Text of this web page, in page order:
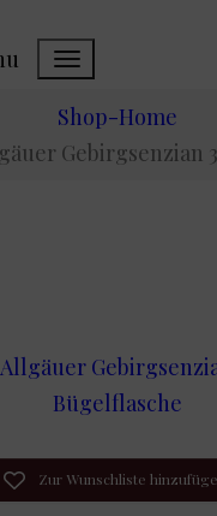
Shop-Home
Gebirgsenzian
Bügelflasche
Zur Wunschliste